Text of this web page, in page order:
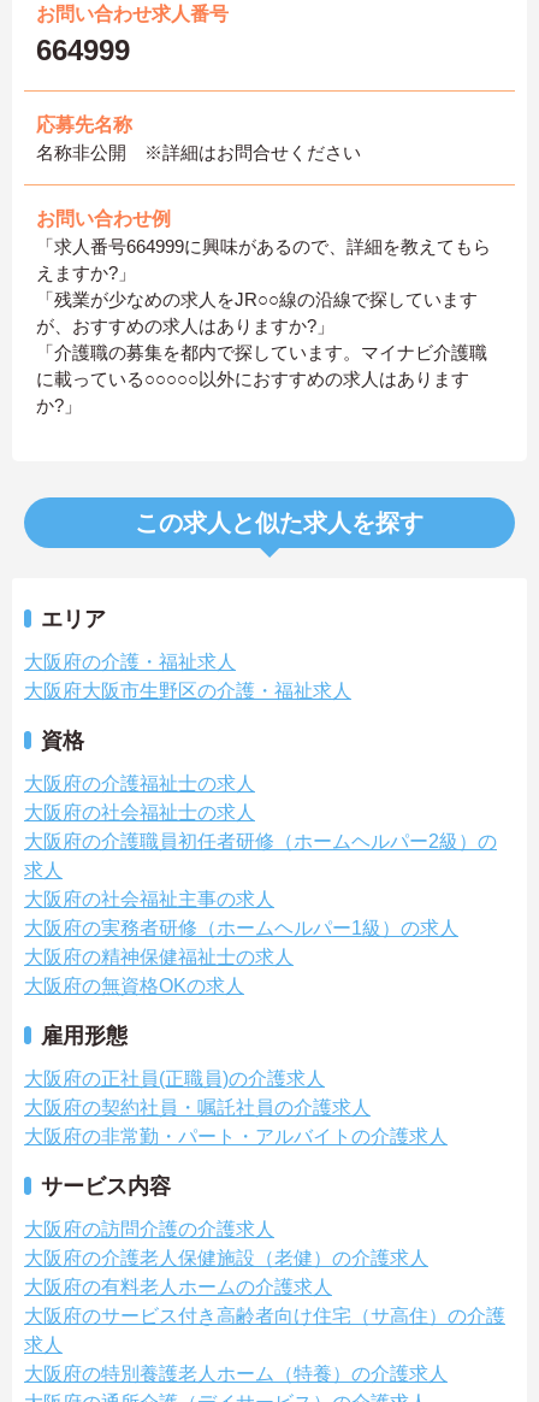
お問い合わせ求人番号
664999
応募先名称
名称非公開 ※詳細はお問合せください
お問い合わせ例
「求人番号664999に興味があるので、詳細を教えてもら
えますか?」
「残業が少なめの求人をJR○○線の沿線で探しています
が、おすすめの求人はありますか?」
「介護職の募集を都内で探しています。マイナビ介護職
に載っている○○○○○以外におすすめの求人はあります
か?」
この求人と似た求人を探す
エリア
大阪府の介護・福祉求人
大阪府大阪市生野区の介護・福祉求人
資格
大阪府の介護福祉士の求人
大阪府の社会福祉士の求人
大阪府の介護職員初任者研修（ホームヘルパー2級）の
求人
大阪府の社会福祉主事の求人
大阪府の実務者研修（ホームヘルパー1級）の求人
大阪府の精神保健福祉士の求人
大阪府の無資格OKの求人
雇用形態
大阪府の正社員(正職員)の介護求人
大阪府の契約社員・嘱託社員の介護求人
大阪府の非常勤・パート・アルバイトの介護求人
サービス内容
大阪府の訪問介護の介護求人
大阪府の介護老人保健施設（老健）の介護求人
大阪府の有料老人ホームの介護求人
大阪府のサービス付き高齢者向け住宅（サ高住）の介護
求人
大阪府の特別養護老人ホーム（特養）の介護求人